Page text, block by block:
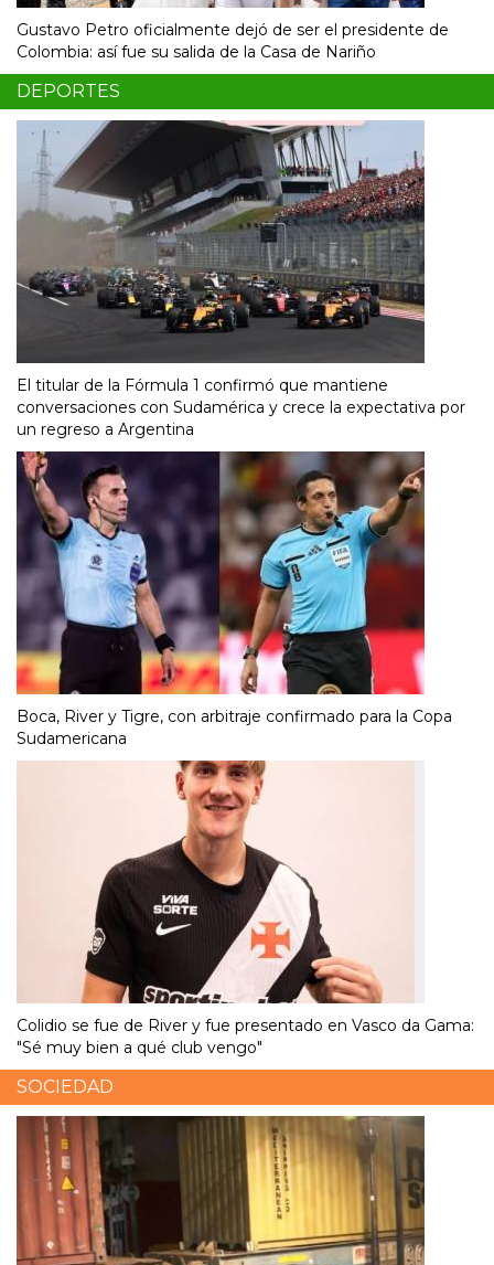
Gustavo Petro oficialmente dejó de ser el presidente de
Colombia: así fue su salida de la Casa de Nariño
DEPORTES
El titular de la Fórmula 1 confirmó que mantiene
conversaciones con Sudamérica y crece la expectativa por
un regreso a Argentina
Boca, River y Tigre, con arbitraje confirmado para la Copa
Sudamericana
Colidio se fue de River y fue presentado en Vasco da Gama:
"Sé muy bien a qué club vengo"
SOCIEDAD